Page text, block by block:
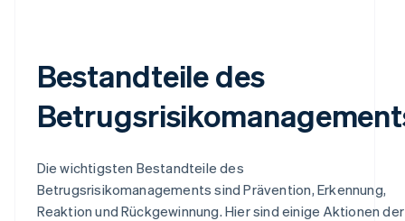
Bestandteile des
Die wichtigsten Bestandteile des
Betrugsrisikomanagements sind Prävention, Erkennung,
Reaktion und Rückgewinnung. Hier sind einige Aktionen der